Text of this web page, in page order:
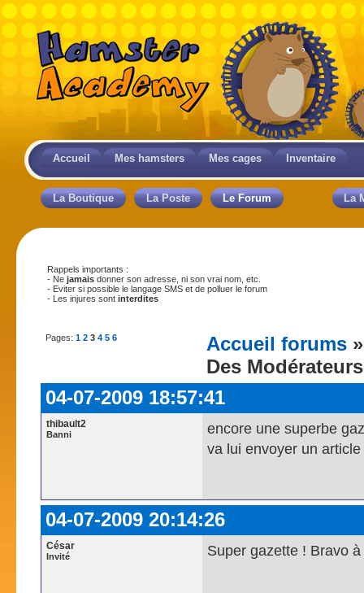
Accueil Mes hamsters Mes cages Inventaire
La Boutique La Poste Le Forum La
Rappels importants :
- Ne jamais donner son adresse, ni son vrai nom, etc.
- Eviter si possible le langage SMS et de polluer le forum
- Les injures sont interdites
Pages: 1 2 3 4 5 6 Accueil forums
Des
04-07-2009 18:57:41
thibault2
Banni
encore une superbe
va lui envoyer un
04-07-2009 20:14:26
César
Invité Super gazette ! Bravo